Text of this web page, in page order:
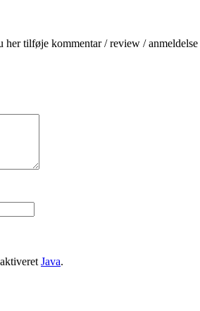
her tilføje kommentar / review /
Java.